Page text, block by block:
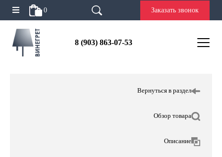
0 Заказать звонок
8 (903) 863-07-53
Вернуться в раздел
Обзор товара
Описание